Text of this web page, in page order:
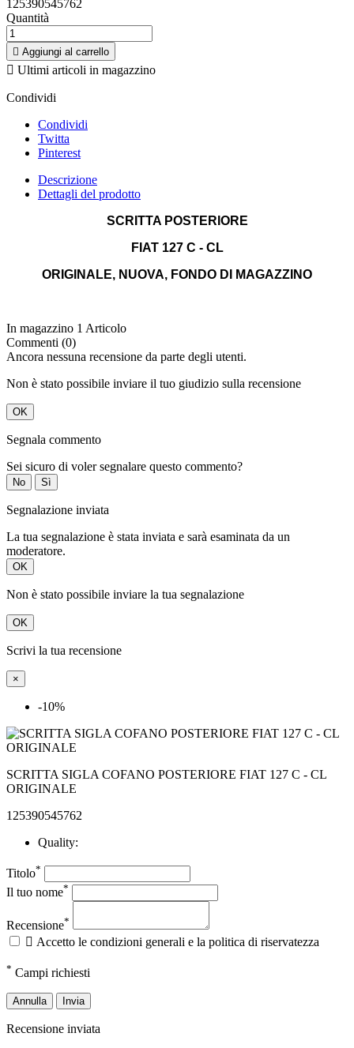
125390545762
Quantità
 Aggiungi al carrello
 Ultimi articoli in magazzino
Condividi
Condividi
Twitta
Pinterest
Descrizione
Dettagli del prodotto
SCRITTA POSTERIORE
FIAT 127 C - CL
ORIGINALE, NUOVA, FONDO DI MAGAZZINO
In magazzino 1 Articolo
Commenti (0)
Ancora nessuna recensione da parte degli utenti.
Non è stato possibile inviare il tuo giudizio sulla recensione
OK
Segnala commento
Sei sicuro di voler segnalare questo commento?
No Sì
Segnalazione inviata
La tua segnalazione è stata inviata e sarà esaminata da un
moderatore.
OK
Non è stato possibile inviare la tua segnalazione
OK
Scrivi la tua recensione
×
-10%
SCRITTA SIGLA COFANO POSTERIORE FIAT 127 C - CL
ORIGINALE
125390545762
Quality:
Titolo*
Il tuo nome*
Recensione*
 Accetto le condizioni generali e la politica di riservatezza
* Campi richiesti
Annulla Invia
Recensione inviata